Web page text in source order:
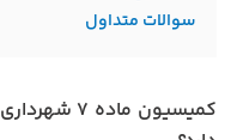
سوالات متداول
کمیسیون